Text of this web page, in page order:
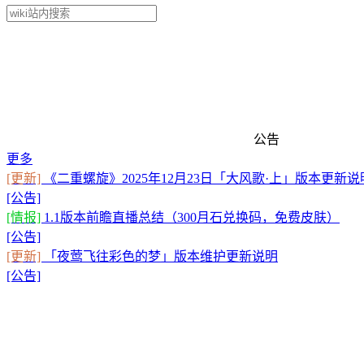
公告
更多
[更新]
《二重螺旋》2025年12月23日「大风歌·上」版本更新说
[公告]
[情报] 1.1版本前瞻直播总结（300月石兑换码，免费皮肤）
[公告]
[更新]
「夜莺飞往彩色的梦」版本维护更新说明
[公告]